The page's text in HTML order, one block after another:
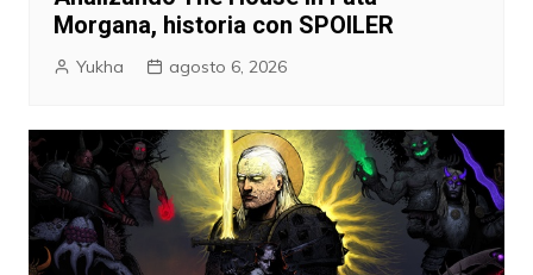
Morgana, historia con SPOILER
Yukha agosto 6, 2026